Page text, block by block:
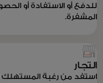
للدفع أو الاستفادة أو
المشفرة.
التجار
استفد من رغبة المستهلك